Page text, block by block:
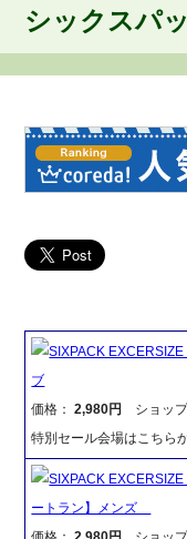
シックスパ
SIXPACK
ブ
価格：2,980円
ショッ
特別セール会場はこちら
SIXPACK
ートラン】メンズ